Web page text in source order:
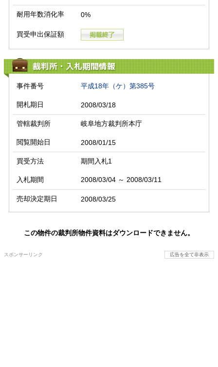
耐用年数消化率 0%
買受申出保証額
裁判所・入札期間情報
事件番号 平成18年（ケ）第385号
開札期日 2008/03/18
管轄裁判所 岐阜地方裁判所本庁
閲覧開始日 2008/01/15
買受方法 期間入札1
入札期間 2008/03/04 ～ 2008/03/11
売却決定期日 2008/03/25
この物件の裁判所物件資料はダウンロードできません。
スポンサーリンク 広告を全て非表示